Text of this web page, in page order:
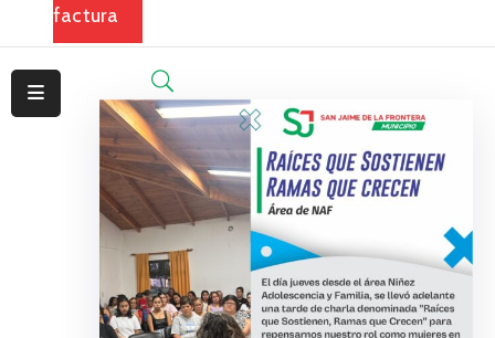
factura
Contacto